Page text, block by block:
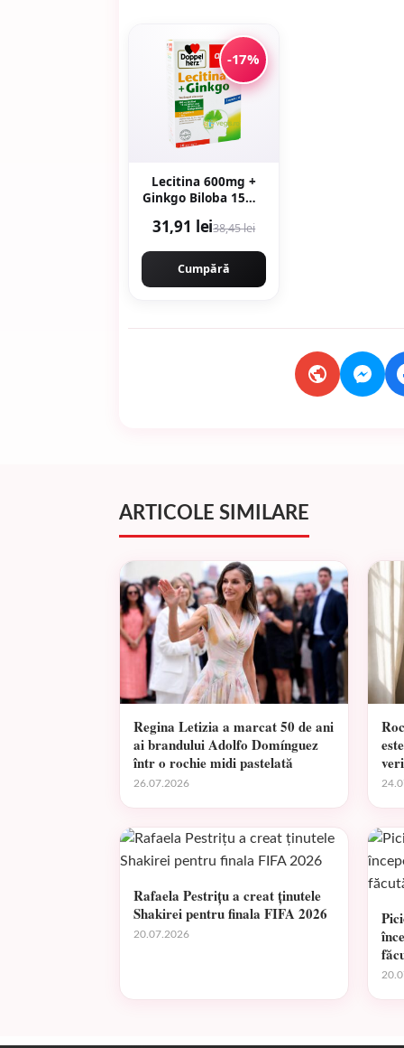
-17%
Lecitina 600mg +
Ginkgo Biloba 15mg
31,91 lei38,45 lei
Cumpără
ARTICOLE SIMILARE
Regina Letizia a marcat 50 de ani
ai brandului Adolfo Domínguez
într o rochie midi pastelată
26.07.2026
Rafaela Pestrițu a creat ținutele
Shakirei pentru finala FIFA 2026
20.07.2026